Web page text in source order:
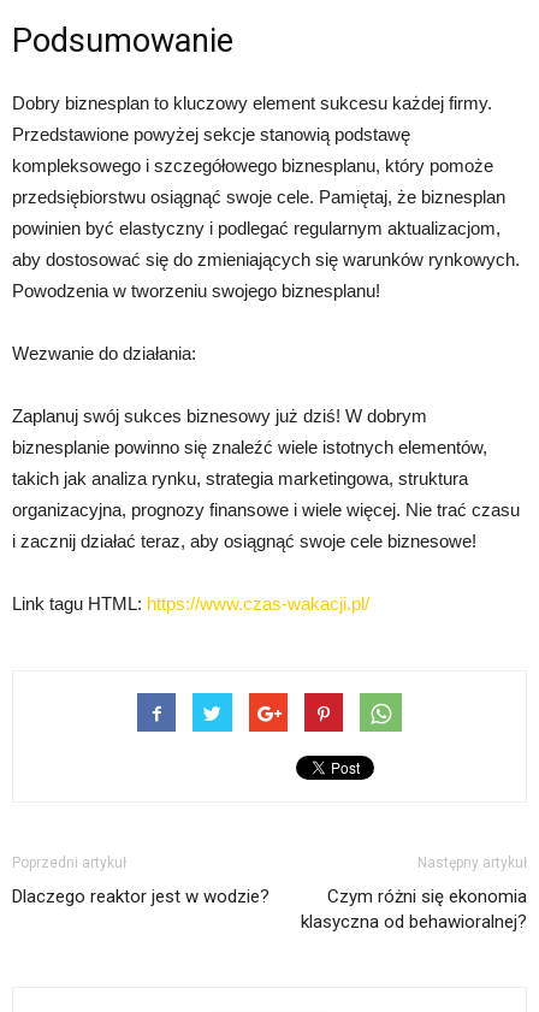
Podsumowanie
Dobry biznesplan to kluczowy element sukcesu każdej firmy.
Przedstawione powyżej sekcje stanowią podstawę
kompleksowego i szczegółowego biznesplanu, który pomoże
przedsiębiorstwu osiągnąć swoje cele. Pamiętaj, że biznesplan
powinien być elastyczny i podlegać regularnym aktualizacjom,
aby dostosować się do zmieniających się warunków rynkowych.
Powodzenia w tworzeniu swojego biznesplanu!
Wezwanie do działania:
Zaplanuj swój sukces biznesowy już dziś! W dobrym
biznesplanie powinno się znaleźć wiele istotnych elementów,
takich jak analiza rynku, strategia marketingowa, struktura
organizacyjna, prognozy finansowe i wiele więcej. Nie trać czasu
i zacznij działać teraz, aby osiągnąć swoje cele biznesowe!
Link tagu HTML: https://www.czas-wakacji.pl/
Poprzedni artykuł
Dlaczego reaktor jest w wodzie?
Następny artykuł
Czym różni się ekonomia
klasyczna od behawioralnej?